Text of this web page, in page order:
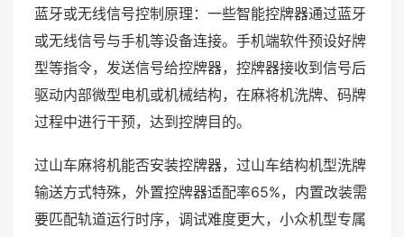
蓝牙或无线信号控制原理：一些智能控牌器通过蓝牙
或无线信号与手机等设备连接。手机端软件预设好牌
型等指令，发送信号给控牌器，控牌器接收到信号后
驱动内部微型电机或机械结构，在麻将机洗牌、码牌
过程中进行干预，达到控牌目的。
过山车麻将机能否安装控牌器，过山车结构机型洗牌
输送方式特殊，外置控牌器适配率65%，内置改装需
要匹配轨道运行时序，调试难度更大，小众机型专属